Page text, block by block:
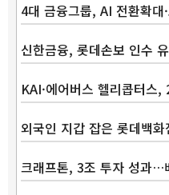
4대 금융그룹, AI 전환확
신한금융, 롯데손보 인수
KAI·에어버스 헬리콥터스
외국인 지갑 잡은 롯데백
크래프톤, 3조 투자 성과